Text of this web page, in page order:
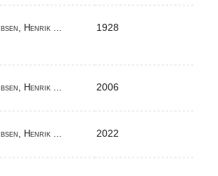
Ibsen, Henrik ... 1928
Ibsen, Henrik ... 2006
Ibsen, Henrik ... 2022